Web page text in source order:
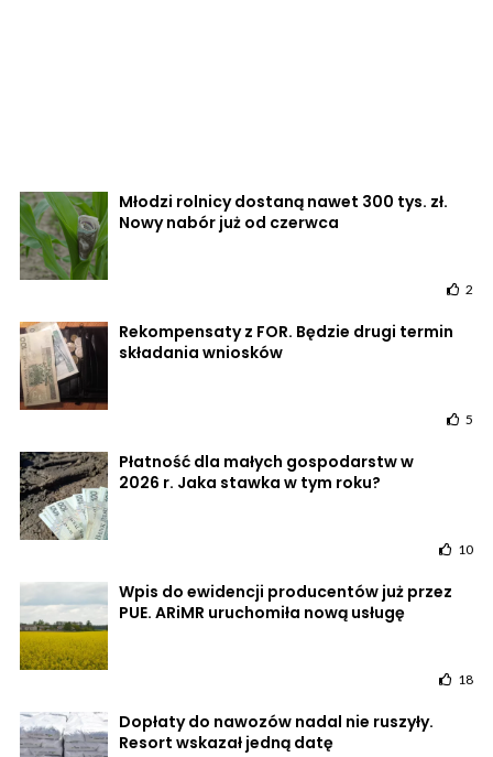
Młodzi rolnicy dostaną nawet 300 tys. zł.
Nowy nabór już od czerwca
2
Rekompensaty z FOR. Będzie drugi termin
składania wniosków
5
Płatność dla małych gospodarstw w
2026 r. Jaka stawka w tym roku?
10
Wpis do ewidencji producentów już przez
PUE. ARiMR uruchomiła nową usługę
18
Dopłaty do nawozów nadal nie ruszyły.
Resort wskazał jedną datę